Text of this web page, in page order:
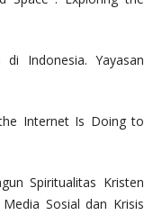
Indonesia. Yayasan
Internet Is Doing to
Spiritualitas Kristen
Sosial dan Krisis